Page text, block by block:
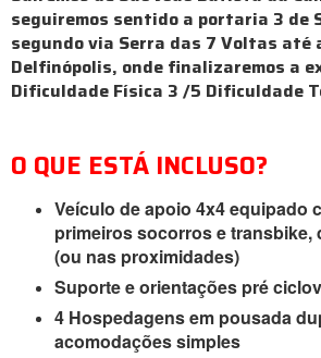
seguiremos sentido a portaria 3 de
segundo via Serra das 7 Voltas até
Delfinópolis, onde finalizaremos a
Dificuldade Física 3 /5 Dificuldade
O QUE ESTÁ INCLUSO?
Veículo de apoio 4x4 equipado
primeiros socorros e transbike,
(ou nas proximidades)
Suporte e orientações pré
4 Hospedagens em pousada
acomodações simples